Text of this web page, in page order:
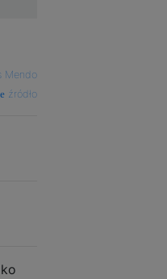
Mendo
źródło